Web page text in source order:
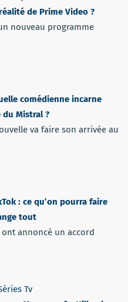
de Prime Video ?
nouveau programme
comédienne incarne
du Mistral ?
va faire son arrivée au
: ce qu’on pourra faire
tout
ont annoncé un accord
Tv